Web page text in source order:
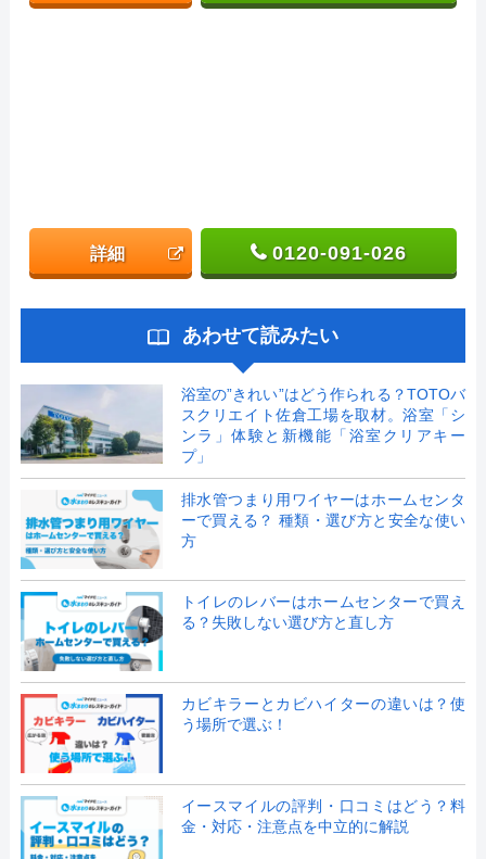
詳細 0120-091-026
あわせて読みたい
浴室の”きれい”はどう作られる？TOTOバ
スクリエイト佐倉工場を取材。浴室「シ
ンラ」体験と新機能「浴室クリアキー
プ」
排水管つまり用ワイヤーはホームセンタ
ーで買える？ 種類・選び方と安全な使い
方
トイレのレバーはホームセンターで買え
る？失敗しない選び方と直し方
カビキラーとカビハイターの違いは？使
う場所で選ぶ！
イースマイルの評判・口コミはどう？料
金・対応・注意点を中立的に解説